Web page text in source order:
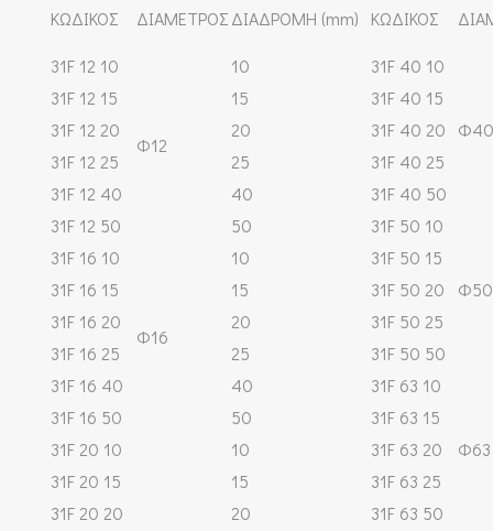
ΚΩΔΙΚΟΣ
ΔΙΑΜΕΤΡΟΣΔΙΑΔΡΟΜΗ (mm) ΚΩΔΙΚΟΣ
31F 12 10
Φ12
10 31F 40 10
Φ40
31F 12 15 15
31F 40 15
31F 12 20
20
31F 40 20
31F 12 25
25
31F 40 25
31F 12 40
40
31F 40 50
31F 12 50
50 31F 50 10
Φ50
31F 16 10
Φ16
10
31F 50 15
31F 16 15
15
31F 50 20
31F 16 20
20
31F 50 25
31F 16 25
25
31F 50 50
31F 16 40
40 31F 63 10
Φ63
31F 16 50 50
31F 63 15
31F 20 10
10
31F 63 20
31F 20 15
15
31F 63 25
31F 20 20
20
31F 63 50